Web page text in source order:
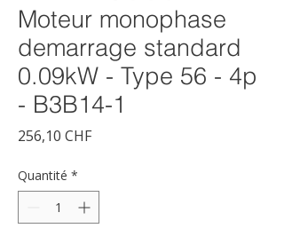
Moteur monophase
demarrage standard
0.09kW - Type 56 - 4p
- B3B14-1
256,10 CHFPrix
Quantité *